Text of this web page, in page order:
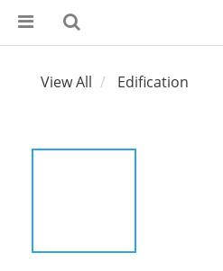
View All Edification